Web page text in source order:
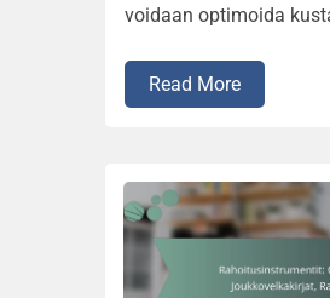
voidaan optimoida
Read More